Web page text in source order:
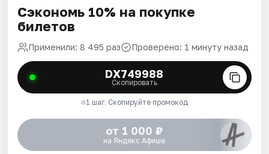
Сэкономь 10% на покупке
билетов
Применили: 8 495 раз Проверено: 1 минуту назад
DX749988
Скопировать
1 шаг. Скопируйте промокод
от 1 000 ₽
на Яндекс Афише